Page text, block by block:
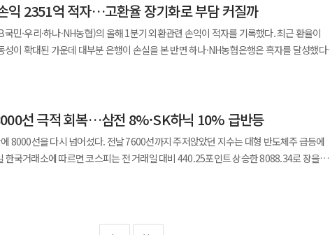
원화 환전액이 줄어드는 손실을 입을 우려가 있다. 따라서 환율 하락 위험을 사전에
를 미리 정해진 환율로 은행에 넘기는 환헤지 계약을 맺을 가능성이 존재하는 것으로
부터 시장에 달러 매도 물량이 쏟아지며 환율 하락을 부추긴 것으로 분석된다. 정부는
1000억 달러를 돌파했음에도 불구하고 환율이 1530원대에서 하방 경직성을 보이자
회 본관에서 열린 재정경제기획위원회
가 상승을 기대하며 수출대금을 해외에 유보하는 등 부당 환차익을 노리는 불법
점이 강달러 현상을 이끈 것으로 분석된다. 시장은 연준이 올해 최소 한 차례
고 있다. 지난 2월 말 이란 전쟁 발발 이전 시장에 퍼져 있던 금리 인하 기대감이 완전히
쟁 발발 이후 국제유가가 치솟으며 인플레이션 공포가 전 세계로 번졌다. 이에 세계 최대
꼽히는 미국의 달러화로 투자 수요가 쏠린 것으로 풀이된다. 하지만 굳건하던
일 것이라는 관측 또한 제기된다. 지난주 공개된 미국 고용 지표가 시장 예상치를 크게
지표가 시장의 기대에 미치지 못하면서 다가오는 연준의 연방공개시장위원회(FOMC)
줄어들었다. 실제 고용 지표 부진 여파로 달러화 가치는 소폭
럼에도 월가 주요 금융사들인 △JP모건체이스 △뱅크오브아메리카(BofA) △
의 반등을 점쳤다. 연준이 주요국 중앙은행들과 달리 공격적인 긴축에 나설 것이란
라도 7월 연준 금리 인상 시나리오를 상상하기 어렵다"고 말했다. 케빈 워시 연준 의장은
익 2351억 적자…고환율 장기화로 부담 커질까
민·우리·하나·NH농협)의 올해 1분기 외환관련 손익이 적자를 기록했다. 최근 환율이
이 확대된 가운데 대부분 은행이 손실을 본 반면 하나·NH농협은행은 흑자를 달성했다.
올해 1분기 외환관련 손익은 2351억원 적자를 기록했다. 외환거래이익이
다. 우리은행의 올해 1분기 외환관련 손익은 1971억원 적자로 5대은행 중 가장 많은
의 외환관련 손익은 951억원 적자, 국민은행은 681억원 적자를 기록했다. 반면
련 손익은 1012억원 흑자를 기록했다. 하나은행은 외환거래 규모가 큰 은행으로 꼽힌다.
래이익은 2조5347억원, 외환거래손실은 2조4335억원으로 집계됐다. 외환거래 손익
자를 냈다. 같은 기간 농협은행의 올해 1분기 외환관련 손익도
선 극적 회복…삼전 8%·SK하닉 10% 급반등
8000선을 다시 넘어섰다. 전날 7600선까지 주저앉았던 지수는 대형 반도체주 급등에
시효력정지(사이드카) 조치가 발동되기도 했다. 이날 국내 증시 상승은 기관